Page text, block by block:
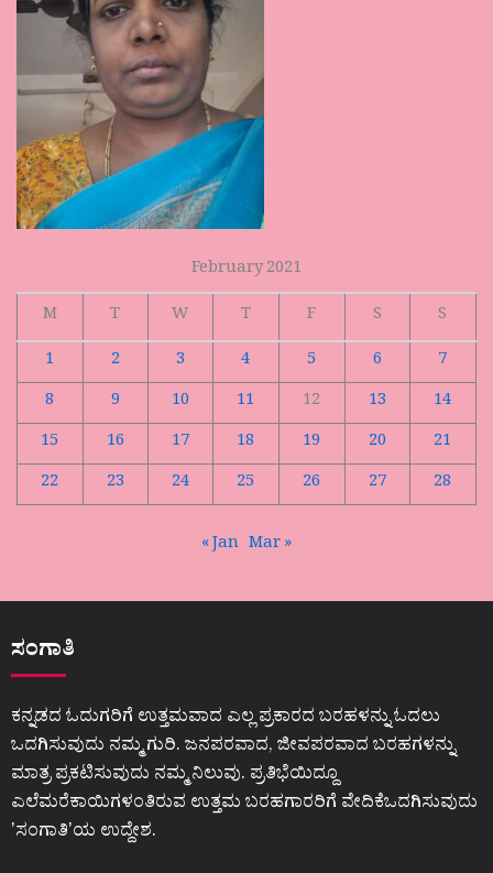
February 2021
M
T W T F S
S
1
2 3 4 5 6
7
8
9 10 11 12 13
14
15
16 17 18 19 20
21
22
23 24 25 26 27 28
« Jan Mar »
ಸಂಗಾತಿ
ಕನ್ನಡದ ಓದುಗರಿಗೆ ಉತ್ತಮವಾದ ಎಲ್ಲ ಪ್ರಕಾರದ ಬರಹಳನ್ನು ಓದಲು
ಒದಗಿಸುವುದು ನಮ್ಮ ಗುರಿ. ಜನಪರವಾದ, ಜೀವಪರವಾದ ಬರಹಗಳನ್ನು
ಮಾತ್ರ ಪ್ರಕಟಿಸುವುದು ನಮ್ಮ ನಿಲುವು. ಪ್ರತಿಭೆಯಿದ್ದೂ
ಎಲೆಮರೆಕಾಯಿಗಳಂತಿರುವ ಉತ್ತಮ ಬರಹಗಾರರಿಗೆ ವೇದಿಕೆಒದಗಿಸುವುದು
ʼಸಂಗಾತಿʼಯ ಉದ್ದೇಶ.